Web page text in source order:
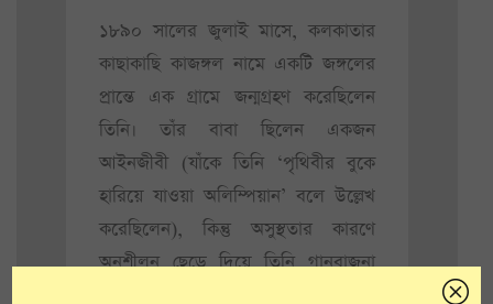
১৮৯০ সালের জুলাই মাসে, কলকাতার
কাছাকাছি কাজঙ্গল নামে একটি জঙ্গলের
প্রান্তে এক গ্রামে জন্মগ্রহণ করেছিলেন
তিনি। তাঁর বাবা ছিলেন একজন
আইনজীবী (যাঁকে তিনি ‘পৃথিবীর বুকে
হারিয়ে যাওয়া অলিম্পিয়ান’ বলে উল্লেখ
করেছিলেন), কিন্তু অসুস্থতার কারণে
অনুশীলন ছেড়ে দিয়ে তিনি গানবাজনা